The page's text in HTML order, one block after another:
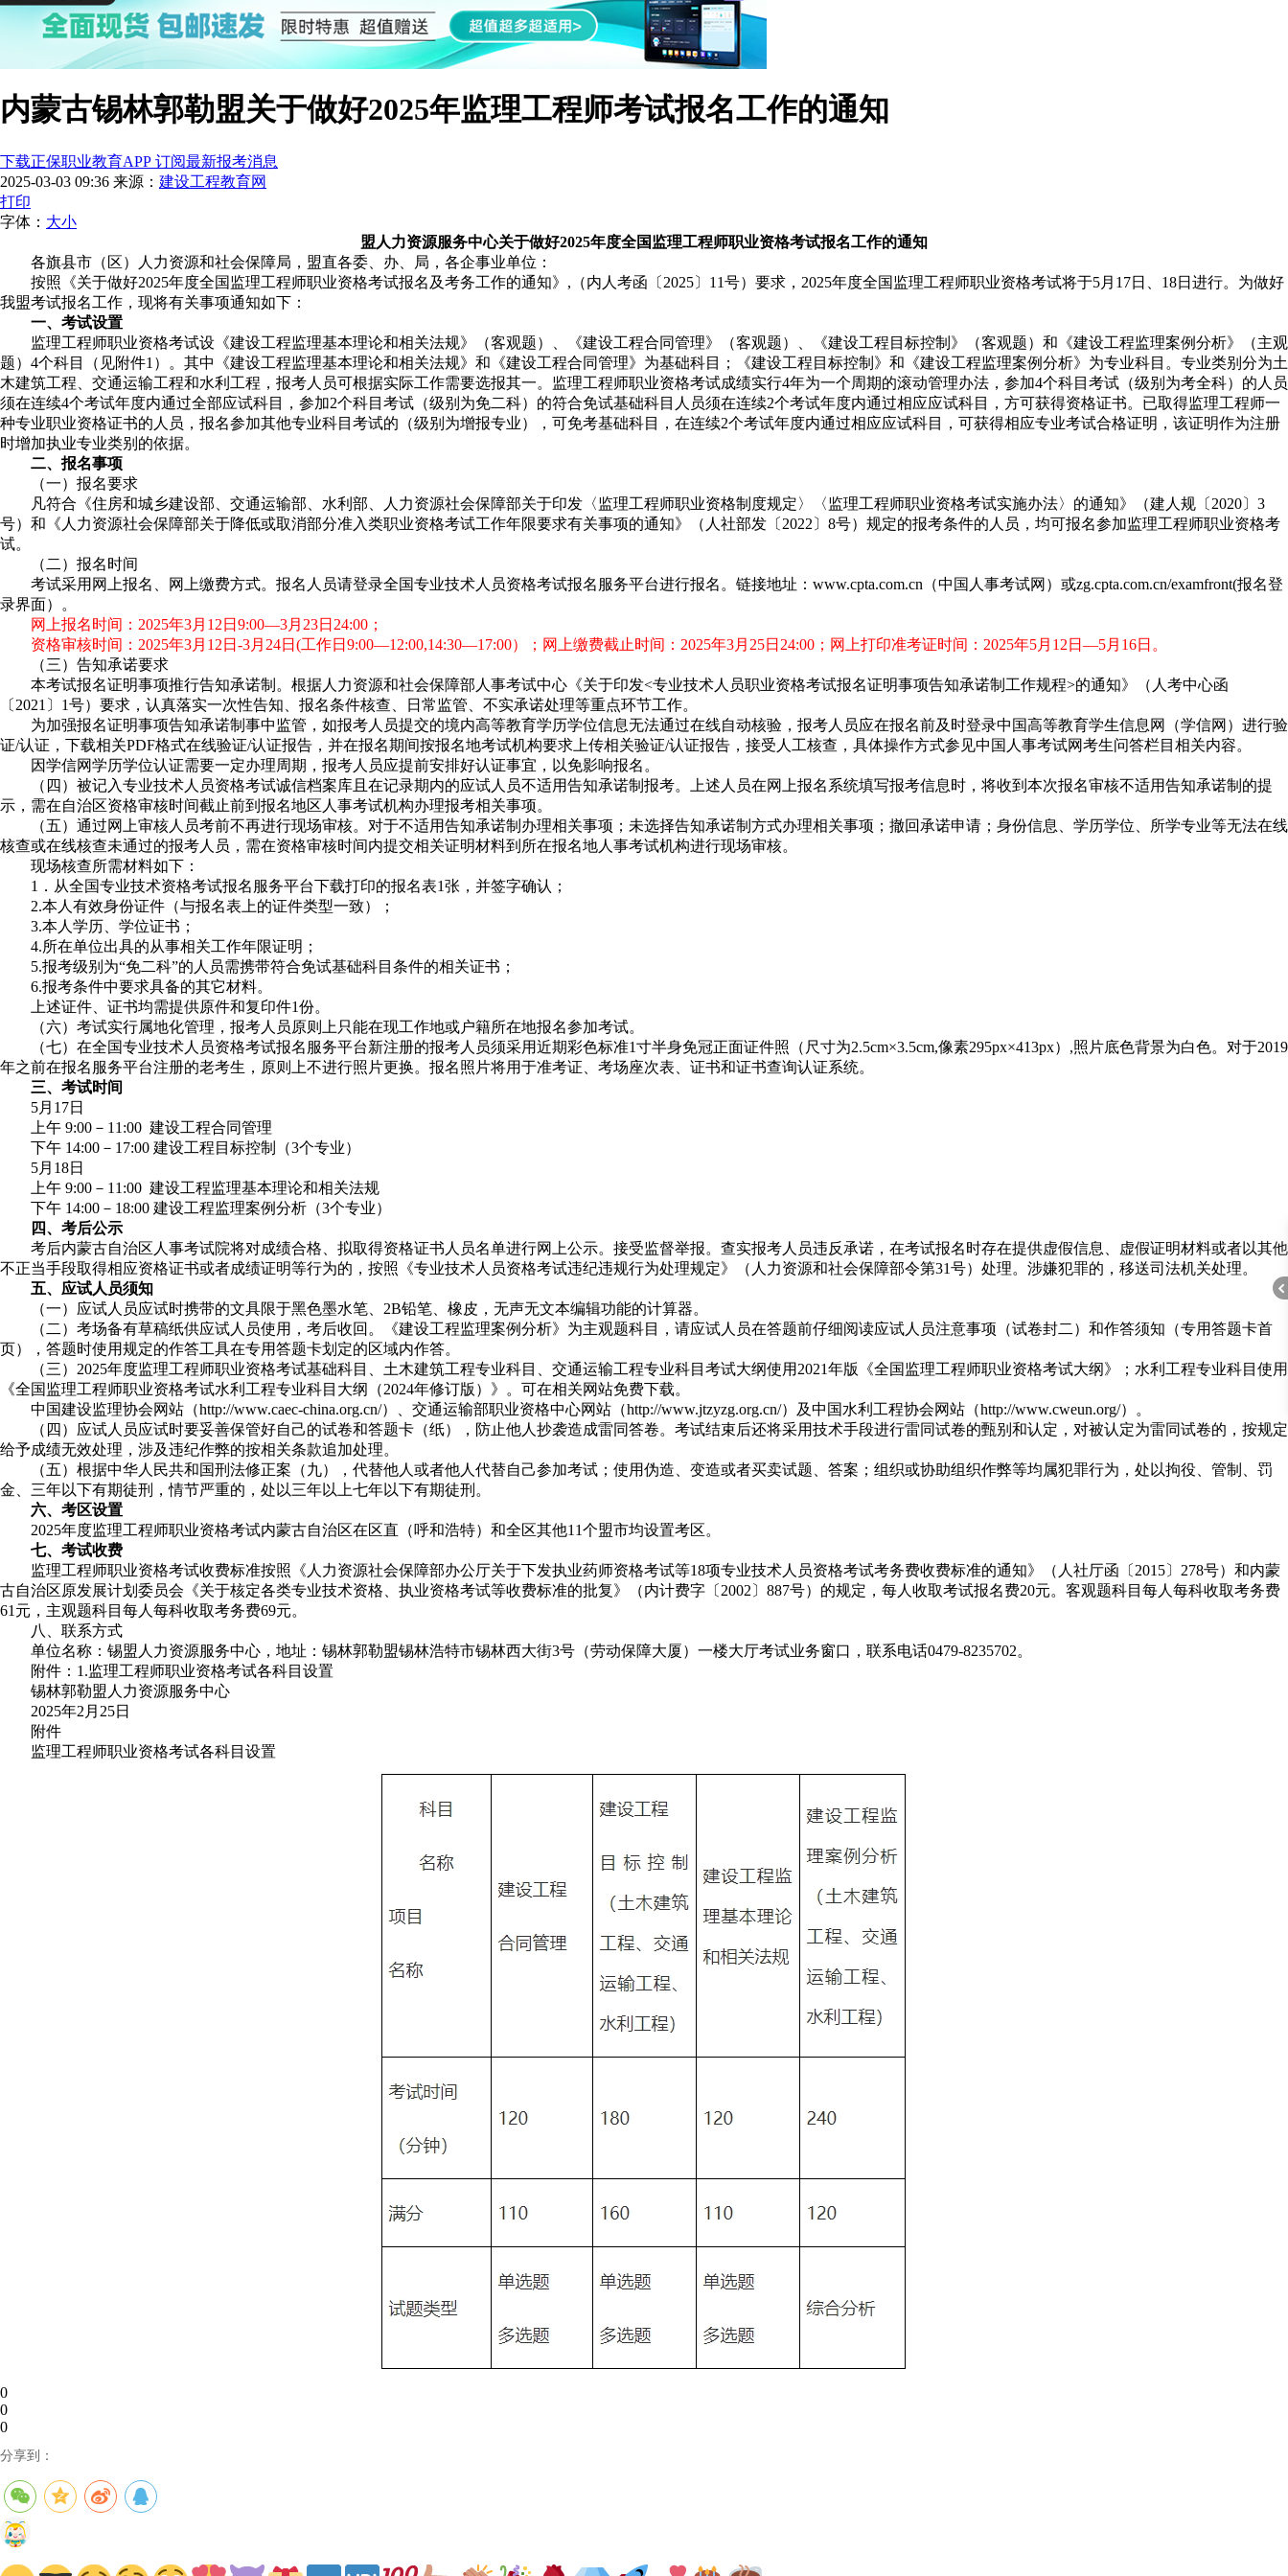
内蒙古锡林郭勒盟关于做好2025年监理工程师考试报名工作的通知
下载正保职业教育APP 订阅最新报考消息
2025-03-03 09:36 来源： 建设工程教育网
打印
字体： 大小
盟人力资源服务中心关于做好2025年度全国监理工程师职业资格考试报名工作的通知
各旗县市（区）人力资源和社会保障局，盟直各委、办、局，各企事业单位：
按照 《关于做好2025年度全国监理工程师职业资格考试报名及考务工作的通知》 , （内人考函 〔 2025〕 1 1号） 要求， 2025年度全国监理工程师职业资格考试将于5月 17日、 18日进行。 为做好
我盟考试报名工作，现将有关事项通知如下：
一、考试设置
监理工程师职业资格考试设《建设工程监理基本理论和相关法规》（客观题）、《建设工程合同管理》（客观题）、《建设工程目标控制》（客观题）和《建设工程监理案例分析》（主观
题）4个科目（见附件1）。其中《建设工程监理基本理论和相关法规》和《建设工程合同管理》为基础科目；《建设工程目标控制》和《建设工程监理案例分析》为专业科目。专业类别分为土
木建筑工程、交通运输工程和水利工程，报考人员可根据实际工作需要选报其一。监理工程师职业资格考试成绩实行4年为一个周期的滚动管理办法，参加4个科目考试（级别为考全科）的人员
须在连续4个考试年度内通过全部应试科目，参加2个科目考试（级别为免二科）的符合免试基础科目人员须在连续2个考试年度内通过相应应试科目，方可获得资格证书。已取得监理工程师一
种专业职业资格证书的人员，报名参加其他专业科目考试的（级别为增报专业），可免考基础科目，在连续2个考试年度内通过相应应试科目，可获得相应专业考试合格证明，该证明作为注册
时增加执业专业类别的依据。
二、报名事项
（一）报名要求
凡符合《住房和城乡建设部、交通运输部、水利部、人力资源社会保障部关于印发〈监理工程师职业资格制度规定〉〈监理工程师职业资格考试实施办法〉的通知》（建人规〔2020〕3
号）和《人力资源社会保障部关于降低或取消部分准入类职业资格考试工作年限要求有关事项的通知》（人社部发〔2022〕8号）规定的报考条件的人员，均可报名参加监理工程师职业资格考
试。
（二）报名时间
考试采用网上报名、网上缴费方式。报名人员请登录全国专业技术人员资格考试报名服务平台进行报名。链接地址：www.cpta.com.cn（中国人事考试网）或zg.cpta.com.cn/examfront(报名登
录界面）。
网上报名时间：2025年3月12日9:00—3月23日24:00；
资格审核时间：2025年3月12日-3月24日(工作日9:00—12:00,14:30—17:00）；网上缴费截止时间：2025年3月25日24:00；网上打印准考证时间：2025年5月12日—5月16日。
（三）告知承诺要求
本考试报名证明事项推行告知承诺制。根据人力资源和社会保障部人事考试中心《关于印发<专业技术人员职业资格考试报名证明事项告知承诺制工作规程>的通知》（人考中心函
〔2021〕1号）要求，认真落实一次性告知、报名条件核查、日常监管、不实承诺处理等重点环节工作。
为加强报名证明事项告知承诺制事中监管，如报考人员提交的境内高等教育学历学位信息无法通过在线自动核验，报考人员应在报名前及时登录中国高等教育学生信息网（学信网）进行验
证/认证，下载相关PDF格式在线验证/认证报告，并在报名期间按报名地考试机构要求上传相关验证/认证报告，接受人工核查，具体操作方式参见中国人事考试网考生问答栏目相关内容。
因学信网学历学位认证需要一定办理周期，报考人员应提前安排好认证事宜，以免影响报名。
（四）被记入专业技术人员资格考试诚信档案库且在记录期内的应试人员不适用告知承诺制报考。上述人员在网上报名系统填写报考信息时，将收到本次报名审核不适用告知承诺制的提
示，需在自治区资格审核时间截止前到报名地区人事考试机构办理报考相关事项。
（五）通过网上审核人员考前不再进行现场审核。对于不适用告知承诺制办理相关事项；未选择告知承诺制方式办理相关事项；撤回承诺申请；身份信息、学历学位、所学专业等无法在线
核查或在线核查未通过的报考人员，需在资格审核时间内提交相关证明材料到所在报名地人事考试机构进行现场审核。
现场核查所需材料如下：
1．从全国专业技术资格考试报名服务平台下载打印的报名表1张，并签字确认；
2.本人有效身份证件（与报名表上的证件类型一致）；
3.本人学历、学位证书；
4.所在单位出具的从事相关工作年限证明；
5.报考级别为“免二科”的人员需携带符合免试基础科目条件的相关证书；
6.报考条件中要求具备的其它材料。
上述证件、证书均需提供原件和复印件1份。
（六）考试实行属地化管理，报考人员原则上只能在现工作地或户籍所在地报名参加考试。
（七）在全国专业技术人员资格考试报名服务平台新注册的报考人员须采用近期彩色标准1寸半身免冠正面证件照（尺寸为2.5cm×3.5cm,像素295px×413px）,照片底色背景为白色。对于2019
年之前在报名服务平台注册的老考生，原则上不进行照片更换。报名照片将用于准考证、考场座次表、证书和证书查询认证系统。
三、考试时间
5月17日
上午 9:00－11:00 建设工程合同管理
下午 14:00－17:00 建设工程目标控制（3个专业）
5月18日
上午 9:00－11:00 建设工程监理基本理论和相关法规
下午 14:00－18:00 建设工程监理案例分析（3个专业）
四、考后公示
考后内蒙古自治区人事考试院将对成绩合格、拟取得资格证书人员名单进行网上公示。接受监督举报。查实报考人员违反承诺，在考试报名时存在提供虚假信息、虚假证明材料或者以其他
不正当手段取得相应资格证书或者成绩证明等行为的，按照《专业技术人员资格考试违纪违规行为处理规定》（人力资源和社会保障部令第31号）处理。涉嫌犯罪的，移送司法机关处理。
五、应试人员须知
（一）应试人员应试时携带的文具限于黑色墨水笔、2B铅笔、橡皮，无声无文本编辑功能的计算器。
（二）考场备有草稿纸供应试人员使用，考后收回。《建设工程监理案例分析》为主观题科目，请应试人员在答题前仔细阅读应试人员注意事项（试卷封二）和作答须知（专用答题卡首
页），答题时使用规定的作答工具在专用答题卡划定的区域内作答。
（三）2025年度监理工程师职业资格考试基础科目、土木建筑工程专业科目、交通运输工程专业科目考试大纲使用2021年版《全国监理工程师职业资格考试大纲》；水利工程专业科目使用
《全国监理工程师职业资格考试水利工程专业科目大纲（2024年修订版）》。可在相关网站免费下载。
中国建设监理协会网站（http://www.caec-china.org.cn/）、交通运输部职业资格中心网站（http://www.jtzyzg.org.cn/）及中国水利工程协会网站（http://www.cweun.org/）。
（四）应试人员应试时要妥善保管好自己的试卷和答题卡（纸），防止他人抄袭造成雷同答卷。考试结束后还将采用技术手段进行雷同试卷的甄别和认定，对被认定为雷同试卷的，按规定
给予成绩无效处理，涉及违纪作弊的按相关条款追加处理。
（五）根据中华人民共和国刑法修正案（九），代替他人或者他人代替自己参加考试；使用伪造、变造或者买卖试题、答案；组织或协助组织作弊等均属犯罪行为，处以拘役、管制、罚
金、三年以下有期徒刑，情节严重的，处以三年以上七年以下有期徒刑。
六、考区设置
2025年度监理工程师职业资格考试内蒙古自治区在区直（呼和浩特）和全区其他11个盟市均设置考区。
七、考试收费
监理工程师职业资格考试收费标准按照《人力资源社会保障部办公厅关于下发执业药师资格考试等18项专业技术人员资格考试考务费收费标准的通知》（人社厅函〔2015〕278号）和内蒙
古自治区原发展计划委员会《关于核定各类专业技术资格、执业资格考试等收费标准的批复》（内计费字〔2002〕887号）的规定，每人收取考试报名费20元。客观题科目每人每科收取考务费
61元，主观题科目每人每科收取考务费69元。
八、联系方式
单位名称：锡盟人力资源服务中心，地址：锡林郭勒盟锡林浩特市锡林西大街3号（劳动保障大厦）一楼大厅考试业务窗口，联系电话0479-8235702。
附件： 1 .监理工程师职业资格考试各科目设置
锡林郭勒盟人力资源服务中心
2025年2月25日
附件
监理工程师职业资格考试各科目设置
0
0
0
分享到：